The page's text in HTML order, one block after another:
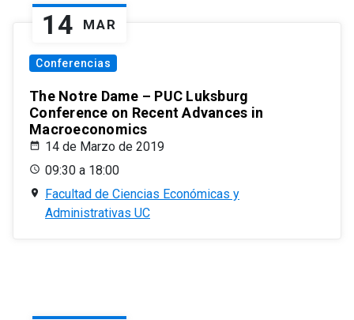
14 MAR
Conferencias
The Notre Dame – PUC Luksburg
Conference on Recent Advances in
Macroeconomics
14 de Marzo de 2019
09:30 a 18:00
Facultad de Ciencias Económicas y
Administrativas UC